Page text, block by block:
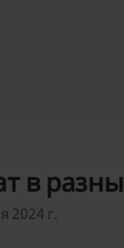
в
2024 г.